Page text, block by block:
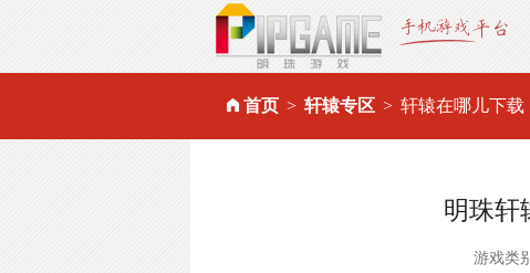
首页 轩辕专区 轩辕在哪儿下载
明珠轩
游戏类